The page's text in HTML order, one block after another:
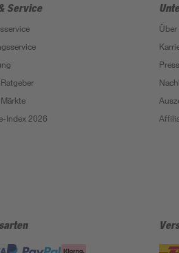
Service
Index 2026